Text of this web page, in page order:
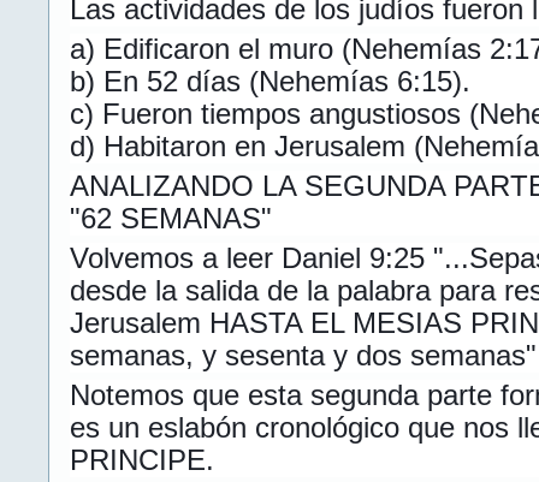
Las actividades de los judíos fueron
a) Edificaron el muro (Nehemías
b) En 52 días (Nehemías 6:15).
c) Fueron tiempos angustiosos
d) Habitaron en Jerusalem
ANALIZANDO LA SEGUNDA
"62 SEMANAS"
Volvemos a leer Daniel 9:25
desde la salida de la palabra para
Jerusalem HASTA EL MESIAS
semanas, y sesenta y dos
Notemos que esta segunda parte
es un eslabón cronológico que nos
PRINCIPE.